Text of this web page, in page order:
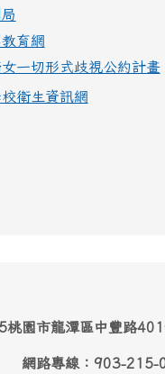
育網
一切形式歧視公約計畫
衛生資訊網
園市龍潭區中豐路
路專線：903-